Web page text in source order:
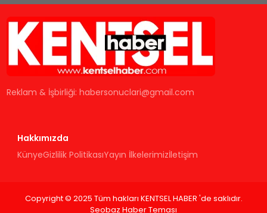
Reklam & İşbirliği:habersonuclari@gmail.com
Hakkımızda
KünyeGizlilik PolitikasıYayın İlkelerimizİletişim
Copyright © 2025 Tüm hakları KENTSEL HABER 'de saklıdır.
Seobaz Haber Teması